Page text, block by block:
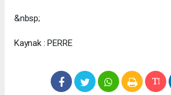
&nbsp;
Kaynak : PERRE